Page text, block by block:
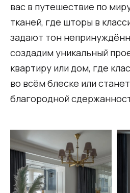
вас в путешествие по
тканей, где шторы в
задают тон
создадим уникальный
квартиру или дом, где
во всём блеске или
благородной